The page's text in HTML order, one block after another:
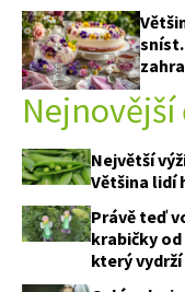
65 Kč
Objednat >
Naše krásná
Největší
Většina lidí
Právě teď
krabičky
který vydrží